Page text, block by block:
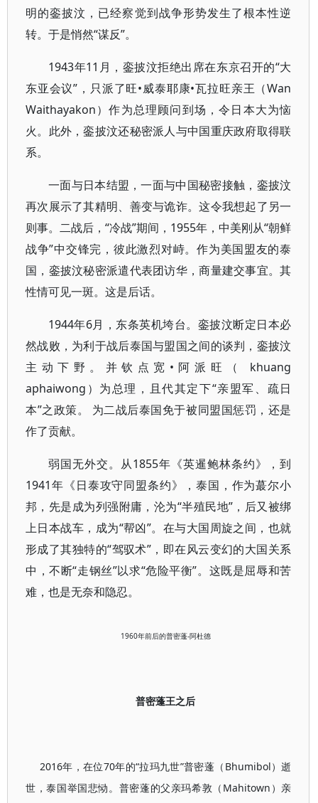
明的銮披汶，已经察觉到战争形势发生了根本性逆
转。于是悄然“谋反”。
1943年11月，銮披汶拒绝出席在东京召开的“大
东亚会议”，只派了旺•威泰耶康•瓦拉旺亲王（Wan
Waithayakon）作为总理顾问到场，令日本大为恼
火。此外，銮披汶还秘密派人与中国重庆政府取得联
系。
一面与日本结盟，一面与中国秘密接触，銮披汶
再次展示了其精明、善变与诡诈。这令我想起了另一
则事。二战后，“冷战”期间，1955年，中美刚从“朝鲜
战争”中交锋完，彼此激烈对峙。作为美国盟友的泰
国，銮披汶秘密派遣代表团访华，商量建交事宜。其
性情可见一斑。这是后话。
1944年6月，东条英机垮台。銮披汶断定日本必
然战败，为利于战后泰国与盟国之间的谈判，銮披汶
主动下野。并钦点宽•阿派旺（ khuang
aphaiwong）为总理，且代其定下“亲盟军、疏日
本”之政策。 为二战后泰国免于被同盟国惩罚，还是
作了贡献。
弱国无外交。从1855年《英暹鲍林条约》，到
1941年《日泰攻守同盟条约》，泰国，作为蕞尔小
邦，先是成为列强附庸，沦为“半殖民地”，后又被绑
上日本战车，成为“帮凶”。在与大国周旋之间，也就
形成了其独特的“驾驭术”，即在风云变幻的大国关系
中，不断“走钢丝”以求“危险平衡”。这既是屈辱和苦
难，也是无奈和隐忍。
1960年前后的普密蓬-阿杜德
普密蓬王之后
2016年，在位70年的“拉玛九世”普密蓬（Bhumibol）逝
世，泰国举国悲恸。普密蓬的父亲玛希敦（Mahitown）亲